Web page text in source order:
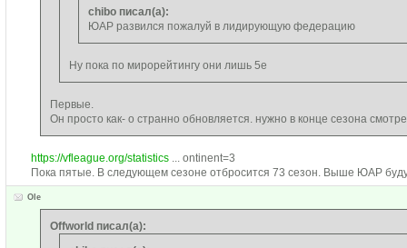
chibo писал(а):
ЮАР развился пожалуй в лидирующую федерацию
Ну пока по мирорейтингу они лишь 5е
Первые.
Он просто как- о странно обновляется. нужно в конце сезона
https://vfleague.org/statistics... ontinent=3
Пока пятые. В следующем сезоне отбросится 73 сезон. Выше ЮАР
Ole
Offworld писал(а):